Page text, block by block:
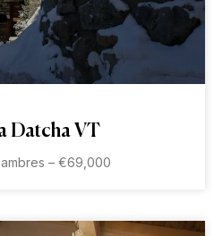
Datcha VT
– €69,000